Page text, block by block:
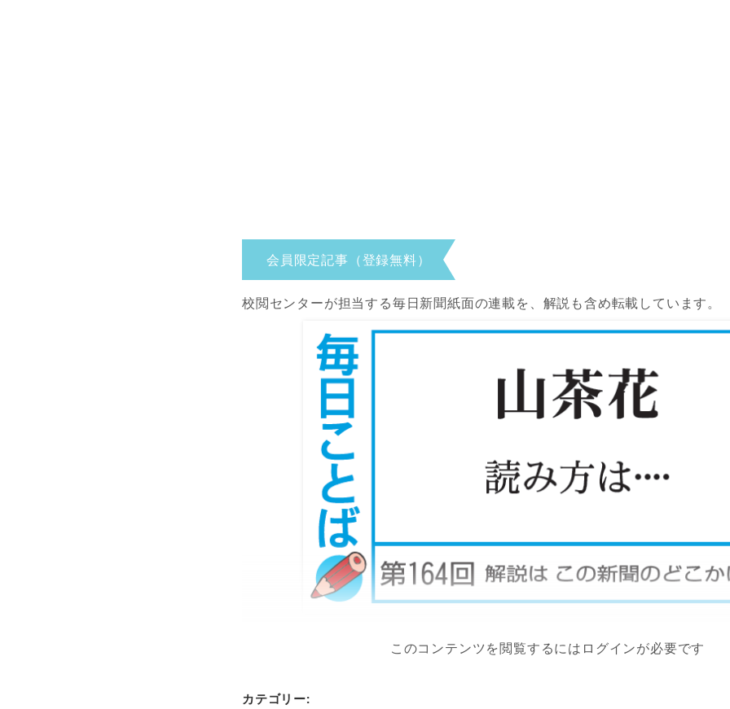
会員限定記事（登録無料）
校閲センターが担当する毎日新聞紙面の連載を、解説も含め転載しています。
このコンテンツを閲覧するにはログインが必要です
カテゴリー: